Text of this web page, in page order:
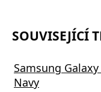
SOUVISEJÍCÍ
Samsung
Navy